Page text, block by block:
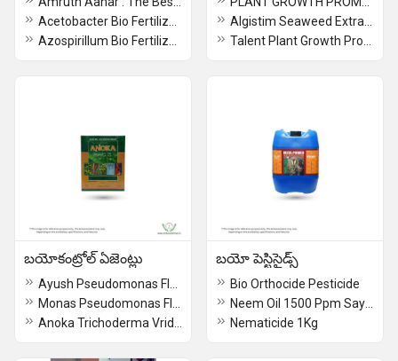
బయోకంట్రోల్ ఏజెంట్లు బయో పెస్టిసైడ్స్
Bio Orthocide Pesticide
Nematicide 1Kg